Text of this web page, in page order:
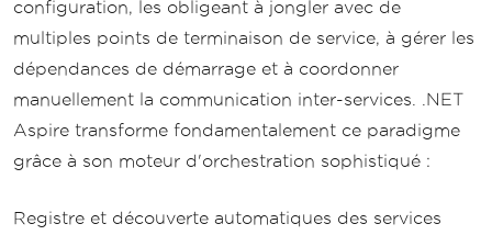
configuration, les obligeant à jongler avec de
multiples points de terminaison de service, à gérer les
dépendances de démarrage et à coordonner
manuellement la communication inter-services. .NET
Aspire transforme fondamentalement ce paradigme
grâce à son moteur d'orchestration sophistiqué :
Registre et découverte automatiques des services